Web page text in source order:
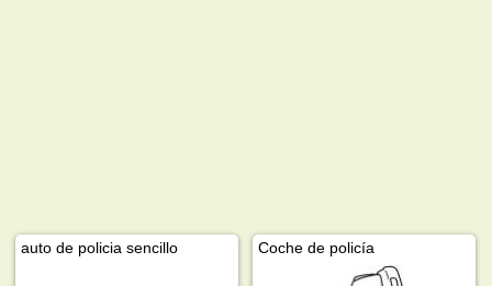
auto de policia sencillo Coche de policía